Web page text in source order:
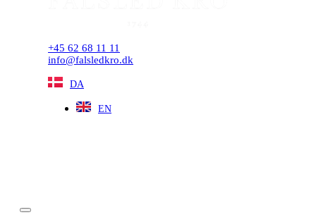
+45 62 68 11 11
info@falsledkro.dk
DA
EN
Menu